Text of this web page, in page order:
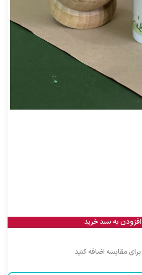
افزودن به سبد خرید
برای مقایسه اضافه کنید